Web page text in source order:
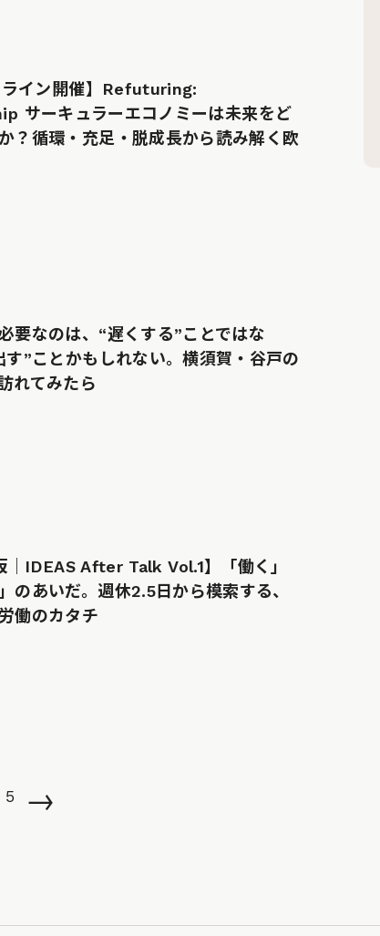
ライン開催】Refuturing:
サーキュラーエコノミーは未来をど
？循環・充足・脱成長から読み解く欧
要なのは、“遅くする”ことではな
す”ことかもしれない。横須賀・谷戸の
れてみたら
｜IDEAS After Talk Vol.1】「働く」
のあいだ。週休2.5日から模索する、
働のカタチ
5 →